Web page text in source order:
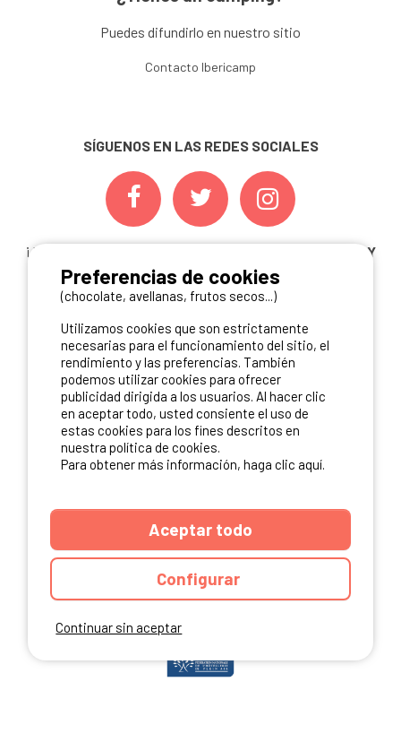
Puedes difundirlo en nuestro sitio
Contacto Ibericamp
SÍGUENOS EN LAS REDES SOCIALES
¡ Y NO TE PIERDAS NUESTRAS
OFERTAS, CONCURSOS Y
NOVEDADESINSCRIBIÉNDOTE A NUESTRA
NEWSLETTER!
ME INSCRIBO
NUESTROS PARTNERS
Continuar sin aceptar
Preferencias de cookies
(chocolate, avellanas, frutos secos...)
Utilizamos cookies que son estrictamente
necesarias para el funcionamiento del sitio, el
rendimiento y las preferencias. También
podemos utilizar cookies para ofrecer
publicidad dirigida a los usuarios. Al hacer clic
en aceptar todo, usted consiente el uso de
estas cookies para los fines descritos en
nuestra política de cookies.
Para obtener más información, haga clic aquí.
Aceptar todo
Configurar